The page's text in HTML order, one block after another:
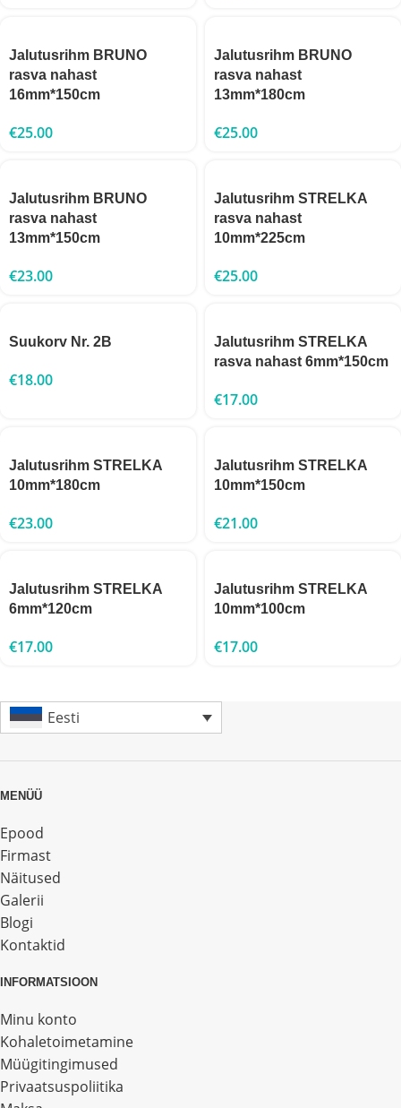
Jalutusrihm BRUNO
rasva nahast
16mm*150cm
€25.00
Jalutusrihm BRUNO
rasva nahast
13mm*180cm
€25.00
Jalutusrihm BRUNO
rasva nahast
13mm*150cm
€23.00
Jalutusrihm STRELKA
rasva nahast
10mm*225cm
€25.00
Suukorv Nr. 2B
€18.00
Jalutusrihm STRELKA
rasva nahast 6mm*150cm
€17.00
Jalutusrihm STRELKA
10mm*180cm
€23.00
Jalutusrihm STRELKA
10mm*150cm
€21.00
Jalutusrihm STRELKA
6mm*120cm
€17.00
Jalutusrihm STRELKA
10mm*100cm
€17.00
Eesti
MENÜÜ
Epood
Firmast
Näitused
Galerii
Blogi
Kontaktid
INFORMATSIOON
Minu konto
Kohaletoimetamine
Müügitingimused
Privaatsuspoliitika